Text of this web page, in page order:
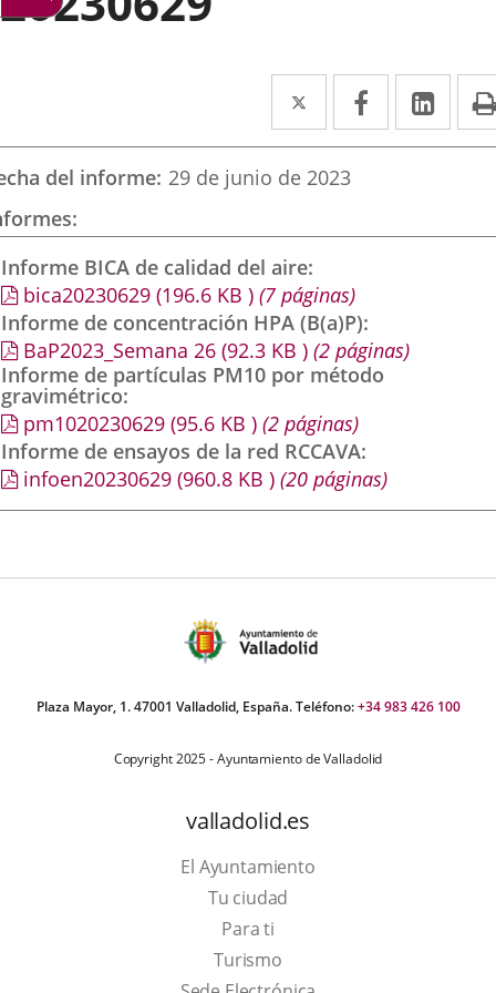
Twitter
Enlace
a
una
externa.
Facebook
Enlace
a
externa.
a
del informe 29 de junio de 2023
Informe BICA de calidad del aire
bica20230629 (196.6 KB ) (7 páginas)
Informe de concentración HPA (B(a)P)
BaP2023_Semana 26 (92.3 KB ) (2 páginas)
Informe de partículas PM10 por método
gravimétrico
pm1020230629 (95.6 KB ) (2 páginas)
Informe de ensayos de la red RCCAVA
infoen20230629 (960.8 KB ) (20 páginas)
Plaza Mayor, 1. 47001 Valladolid, España. Teléfono:+34 983 426 100
Copyright 2025 - Ayuntamiento de Valladolid
valladolid.es
El Ayuntamiento
Tu ciudad
Para ti
TurismoEste